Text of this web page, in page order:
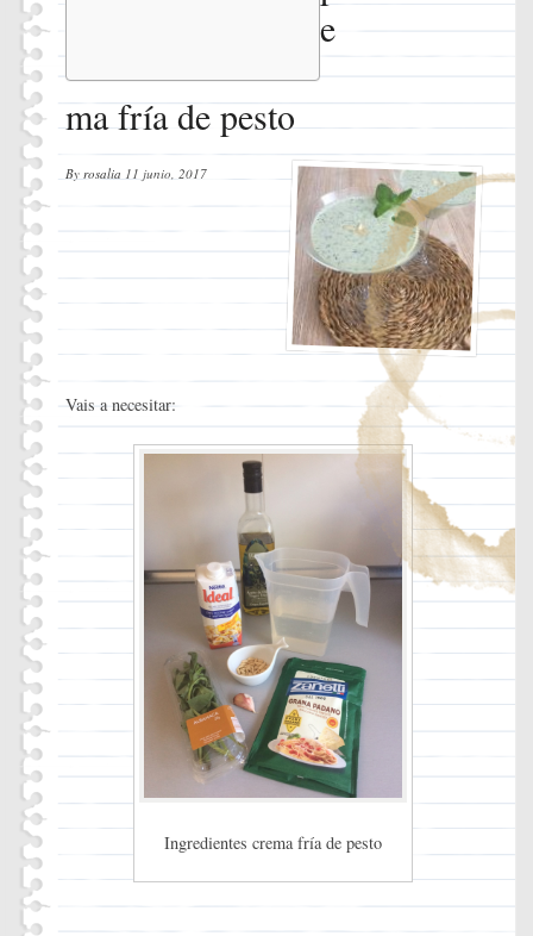
pesto
e
ma fría de pesto
By rosalia 11 junio, 2017
Vais a necesitar:
Ingredientes crema fría de pesto